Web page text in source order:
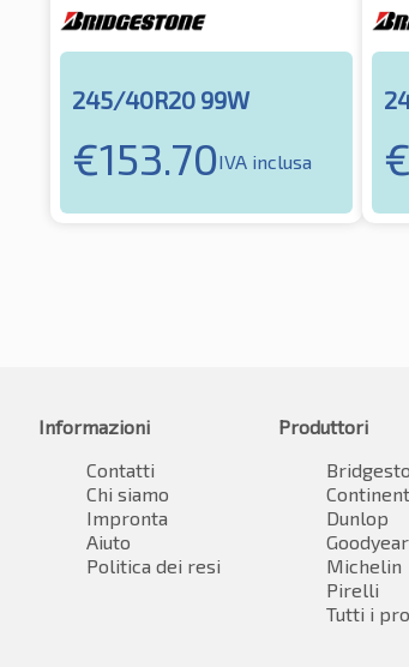
245/40R20 99W
€153.70IVA inclusa €
Informazioni
Contatti
Chi siamo
Impronta
Aiuto
Politica dei resi
Produttori
Dunlop
Goodyear
Michelin
Pirelli
Tutti i